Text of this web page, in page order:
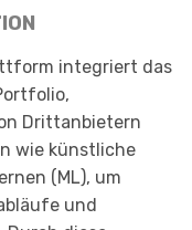
integriert das
Drittanbietern
wie künstliche
(ML), um
und